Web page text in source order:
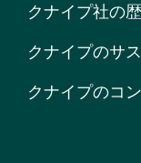
クナイプ社の
クナイプのサ
クナイプのコ